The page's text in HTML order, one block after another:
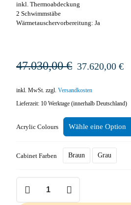
inkl. Thermoabdeckung
2 Schwimmstäbe
Wärmetauschervorbereitung: Ja
47.030,00€ Ursprünglicher
47.030,00 €
37.620,00 €
inkl. MwSt. zzgl. Versandkosten
Lieferzeit: 10 Werktage (innerhalb Deutschland)
Acrylic Colours
Cabinet Farben Braun Grau
-